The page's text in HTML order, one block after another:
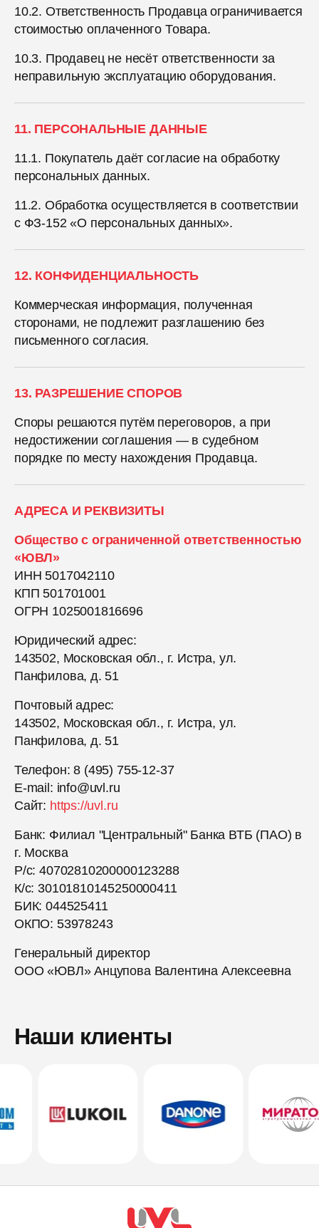
10.2. Ответственность Продавца ограничивается
стоимостью оплаченного Товара.
10.3. Продавец не несёт ответственности за
неправильную эксплуатацию оборудования.
11. ПЕРСОНАЛЬНЫЕ ДАННЫЕ
11.1. Покупатель даёт согласие на обработку
персональных данных.
11.2. Обработка осуществляется в соответствии
с ФЗ-152 «О персональных данных».
12. КОНФИДЕНЦИАЛЬНОСТЬ
Коммерческая информация, полученная
сторонами, не подлежит разглашению без
письменного согласия.
13. РАЗРЕШЕНИЕ СПОРОВ
Споры решаются путём переговоров, а при
недостижении соглашения — в судебном
порядке по месту нахождения Продавца.
АДРЕСА И РЕКВИЗИТЫ
Общество с ограниченной ответственностью
«ЮВЛ»
ИНН 5017042110
КПП 501701001
ОГРН 1025001816696
Юридический адрес:
143502, Московская обл., г. Истра, ул.
Панфилова, д. 51
Почтовый адрес:
143502, Московская обл., г. Истра, ул.
Панфилова, д. 51
Телефон: 8 (495) 755-12-37
E-mail: info@uvl.ru
Сайт: https://uvl.ru
Банк: Филиал "Центральный" Банка ВТБ (ПАО) в
г. Москва
Р/с: 40702810200000123288
К/с: 30101810145250000411
БИК: 044525411
ОКПО: 53978243
Генеральный директор
ООО «ЮВЛ» Анцупова Валентина Алексеевна
Наши клиенты